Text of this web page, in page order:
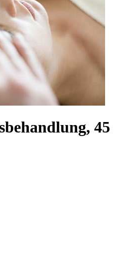
45